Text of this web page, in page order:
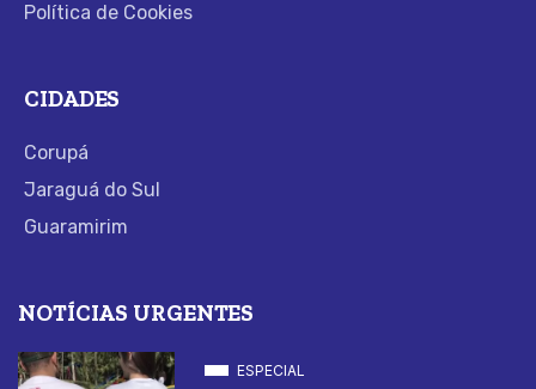
Política de Cookies
CIDADES
Corupá
Jaraguá do Sul
Guaramirim
NOTÍCIAS URGENTES
ESPECIAL